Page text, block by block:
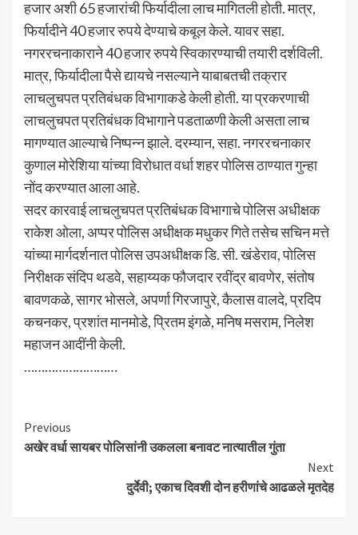
हजार अशी 65 हजारांची फिर्यादीला लाच मागितली होती. मात्र,
फिर्यादीने 40 हजार रुपये देण्याचे कबूल केले. यावर सहा.
नगररचनाकाराने 40 हजार रुपये स्विकारण्याची तयारी दर्शविली.
मात्र, फिर्यादीला पैसे द्यायचे नसल्याने याबाबतची तक्रार
लाचलुचपत प्रतिबंधक विभागाकडे केली होती. या प्रकरणाची
लाचलुचपत प्रतिबंधक विभागाने पडताळणी केली असता लाच
मागण्यात आल्याचे निष्पन्न झाले. दरम्यान, सहा. नगररचनाकार
कुणाल मोरेशिया यांच्या विरोधात वर्धा शहर पोलिस ठाण्यात गुन्हा
नोंद करण्यात आला आहे.
सदर कारवाई लाचलुचपत प्रतिबंधक विभागाचे पोलिस अधीक्षक
राकेश ओला, अप्पर पोलिस अधीक्षक मधुकर गिते तसेच सचिन मत्ते
यांच्या मार्गदर्शनात पोलिस उपअधीक्षक डि. सी. खंडेराव, पोलिस
निरीक्षक संदिप थडवे, सहाय्यक फौजदार रवींद्र बावणेर, संतोष
बावणकळे, सागर भोसले, अपर्णा गिरजापुरे, कैलास वालदे, प्रदिप
कचनकर, प्रशांत मानमोडे, प्रितम इंगळे, मनिष मसराम, निलेश
महाजन आदींनी केली.
………………………
Continue
Reading
Previous
अखेर वर्धा सायबर पोलिसांनी उकलला बनावट नात्यातील गुंता
Next
दुर्देवी; एकाच दिवशी दोन हरीणांचे आढळले मृतदेह